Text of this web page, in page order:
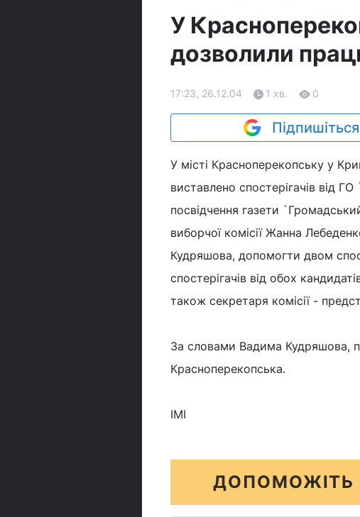
У
дозволили
17:23, 26.12.04 1 хв. 0
У місті Красноперекопську у
виставлено спостерігачів від
посвідчення газети
виборчої комісії Жанна
Кудряшова, допомогти двом
спостерігачів від обох
також секретаря комісії -
За словами Вадима Кудряшова,
Красноперекопська.
ІМІ
ДОПОМОЖІТЬ